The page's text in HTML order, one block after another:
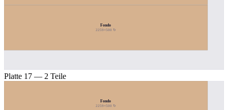
Fondo
2259×500 ↻
Platte 17 — 2 Teile
Fondo
2259×500 ↻